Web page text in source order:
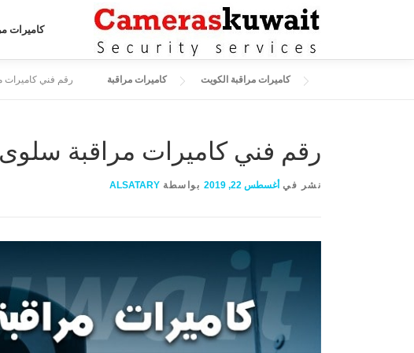
كاميرات
كاميرات مراقبة الكويت كاميرات مراقبة رقم فني كاميرات مراقبة سلوى
رقم فني كاميرات مراقبة سلوى 55704662 كاميرات سلوى
نشر في أغسطس 22, 2019 بواسطةALSATARY